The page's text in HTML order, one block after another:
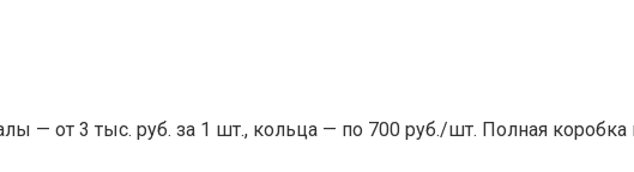
— от 3 тыс. руб. за 1 шт., кольца — по 700 руб./шт. Полная коробка